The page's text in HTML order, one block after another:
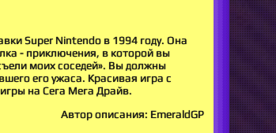
Super Nintendo в 1994 году. Она
- приключения, в которой вы
моих соседей». Вы должны
его ужаса. Красивая игра с
на Сега Мега Драйв.
Автор описания: EmeraldGP